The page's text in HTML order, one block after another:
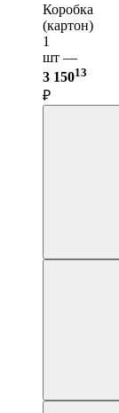
Коробка
(картон)
1
шт —
3 15013
₽